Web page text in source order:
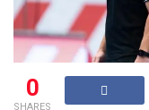
0
SHARES